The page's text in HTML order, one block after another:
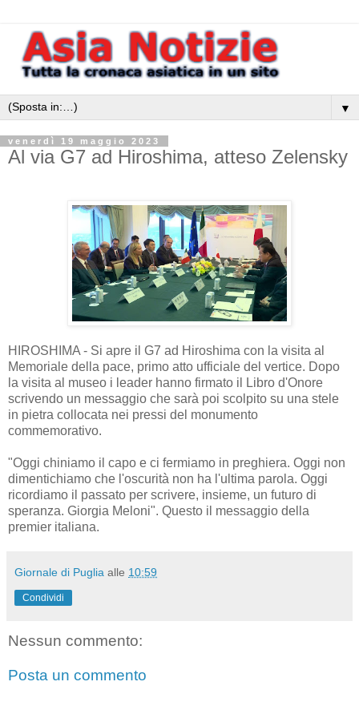
▼
venerdì 19 maggio 2023
Al via G7 ad Hiroshima, atteso Zelensky
HIROSHIMA - Si apre il G7 ad Hiroshima con la visita al
Memoriale della pace, primo atto ufficiale del vertice. Dopo
la visita al museo i leader hanno firmato il Libro d'Onore
scrivendo un messaggio che sarà poi scolpito su una stele
in pietra collocata nei pressi del monumento
commemorativo.
"Oggi chiniamo il capo e ci fermiamo in preghiera. Oggi non
dimentichiamo che l'oscurità non ha l'ultima parola. Oggi
ricordiamo il passato per scrivere, insieme, un futuro di
speranza. Giorgia Meloni". Questo il messaggio della
premier italiana.
Giornale di Puglia alle 10:59
Condividi
Nessun commento:
Posta un commento